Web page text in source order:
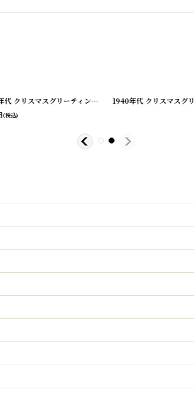
[210928-6] 1940年代 クリスマスグリーティング ビンテージカード [210928-7
(税込)